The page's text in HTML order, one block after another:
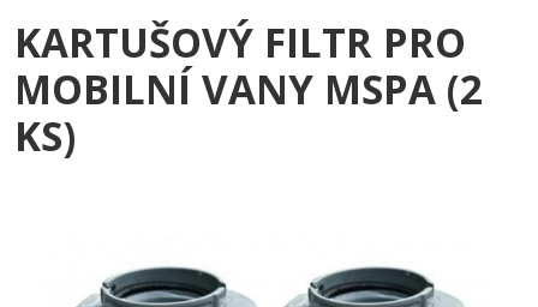
KARTUŠOVÝ FILTR PRO
MOBILNÍ VANY MSPA (2
KS)